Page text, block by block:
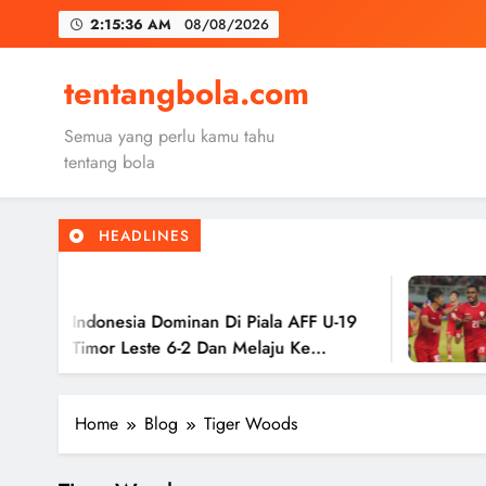
2:15:37 AM 08/08/2026
Malang
Malang
tentangbola.com
Semua yang perlu kamu tahu
tentang bola
HEADLINES
Indonesia Dominan Di Piala AFF U-19
Leste 6-2 Dan Melaju Ke
2
Ke
Home Blog Tiger Woods